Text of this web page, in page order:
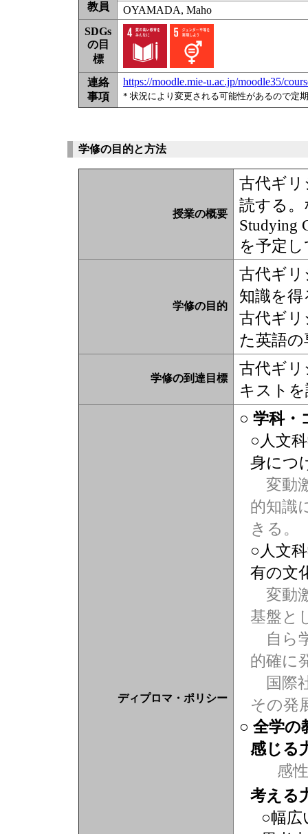
教員
OYAMADA, Maho
SDGs
の目
標
連絡
事項
https://moodle.mie-u.ac.jp/moodle35/
* 状況により変更される可能性があるので定
学修の目的と方法
授業の概要
古代ギ
読する
Studying
を予定
学修の目的
古代ギ
知識を得
古代ギ
た英語
学修の到達目標
古代ギ
キスト
ディプロマ・ポリシー
○ 学科・
○人文
身につ
変動
的知識
きる。
○人文
有の文
変動
基盤と
自ら
的確に
国際
その発
○ 全学の
感じる
感性
考える
○幅広